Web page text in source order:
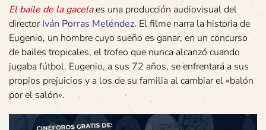
El baile de la gacelaes una producción audiovisual del
directorIván Porras Meléndez. El filme narra la historia de
Eugenio, un hombre cuyo sueño es ganar, en un concurso
de bailes tropicales, el trofeo que nunca alcanzó cuando
jugaba fútbol. Eugenio, a sus 72 años, se enfrentará a sus
propios prejuicios y a los de su familia al cambiar el «balón
por el salón».